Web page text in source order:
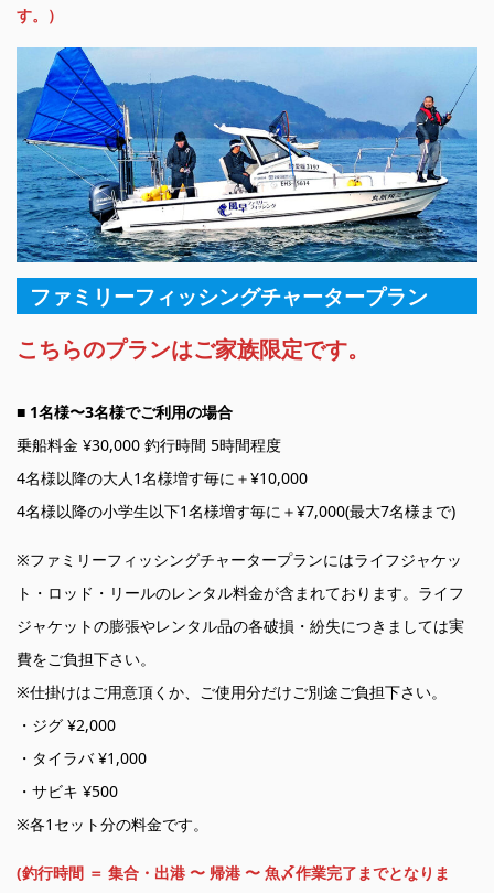
す。）
ファミリーフィッシングチャータープラン
こちらのプランはご家族限定です。
■ 1名様〜3名様でご利用の場合
乗船料金 ¥30,000 釣行時間 5時間程度
4名様以降の大人1名様増す毎に＋¥10,000
4名様以降の小学生以下1名様増す毎に＋¥7,000(最大7名様まで)
※ファミリーフィッシングチャータープランにはライフジャケッ
ト・ロッド・リールのレンタル料金が含まれております。ライフ
ジャケットの膨張やレンタル品の各破損・紛失につきましては実
費をご負担下さい。
※仕掛けはご用意頂くか、ご使用分だけご別途ご負担下さい。
・ジグ ¥2,000
・タイラバ ¥1,000
・サビキ ¥500
※各1セット分の料金です。
(釣行時間 ＝ 集合・出港 〜 帰港 〜 魚〆作業完了までとなりま